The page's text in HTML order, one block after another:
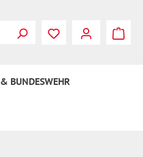
Du hast 0
BUNDESWEHR